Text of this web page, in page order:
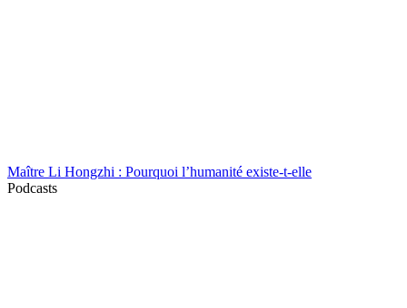
Maître Li Hongzhi : Pourquoi l’humanité existe-t-elle
Podcasts